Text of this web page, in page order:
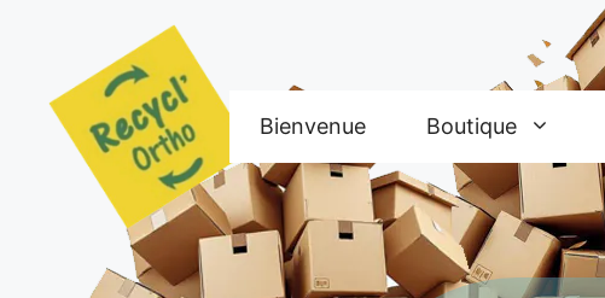
Bienvenue Boutique